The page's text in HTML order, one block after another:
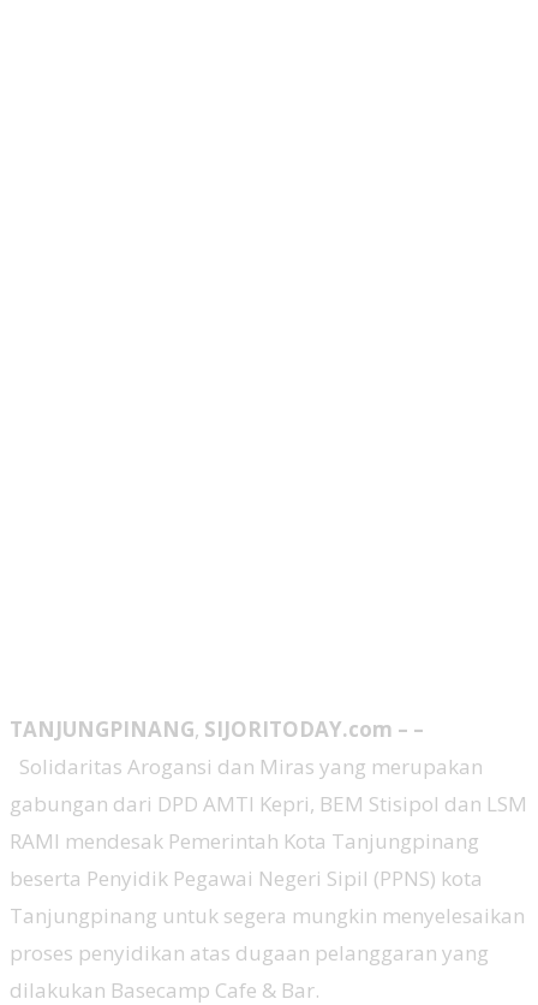
TANJUNGPINANG, SIJORITODAY.com – –
Solidaritas Arogansi dan Miras yang merupakan
gabungan dari DPD AMTI Kepri, BEM Stisipol dan LSM
RAMI mendesak Pemerintah Kota Tanjungpinang
beserta Penyidik Pegawai Negeri Sipil (PPNS) kota
Tanjungpinang untuk segera mungkin menyelesaikan
proses penyidikan atas dugaan pelanggaran yang
dilakukan Basecamp Cafe & Bar.